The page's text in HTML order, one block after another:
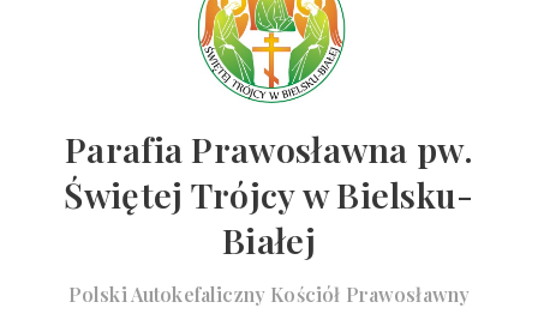
Parafia Prawosławna pw.
Świętej Trójcy w Bielsku-
Białej
Polski Autokefaliczny Kościół Prawosławny